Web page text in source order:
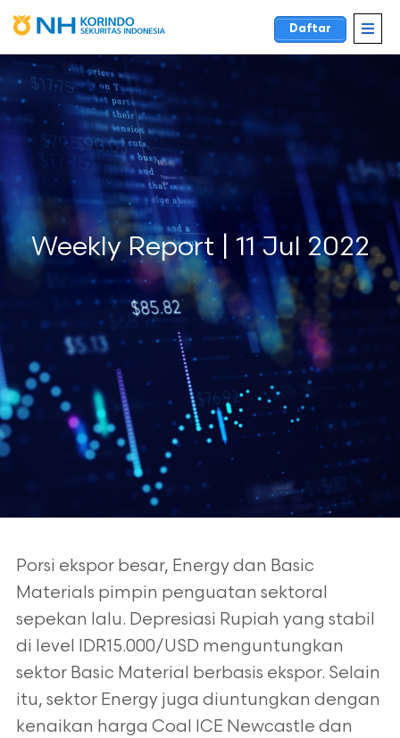
Daftar
Weekly Report | 11 Jul 2022
Porsi ekspor besar, Energy dan Basic
Materials pimpin penguatan sektoral
sepekan lalu. Depresiasi Rupiah yang stabil
di level IDR15.000/USD menguntungkan
sektor Basic Material berbasis ekspor. Selain
itu, sektor Energy juga diuntungkan dengan
kenaikan harga Coal ICE Newcastle dan